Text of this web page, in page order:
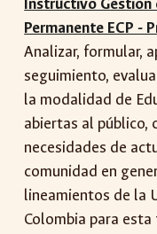
Permanente ECP -
Analizar, formular,
seguimiento,
la modalidad de
abiertas al público,
necesidades de
comunidad en
lineamientos de la
Colombia para esta